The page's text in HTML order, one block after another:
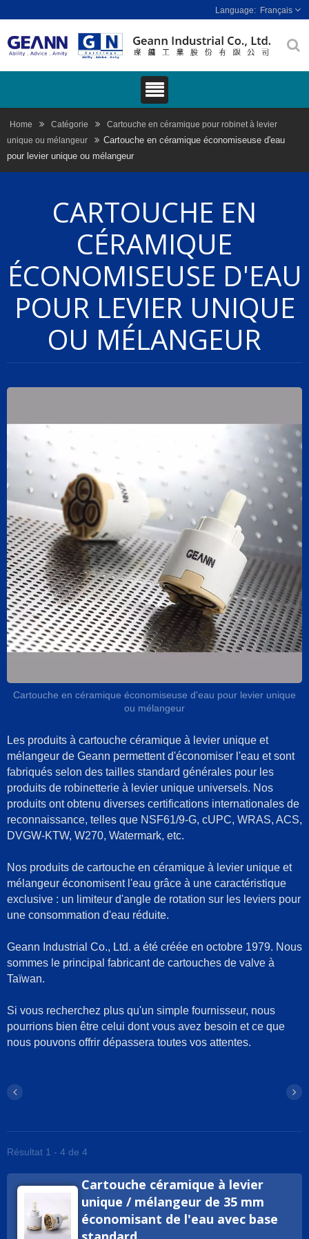
Français
Home Catégorie
Cartouche en céramique pour robinet à levier
unique ou mélangeur
Cartouche en céramique économiseuse d'eau
pour levier unique ou mélangeur
CARTOUCHE EN
CÉRAMIQUE
ÉCONOMISEUSE D'EAU
POUR LEVIER UNIQUE
OU MÉLANGEUR
Cartouche en céramique économiseuse d'eau pour levier unique
ou mélangeur
Les produits à cartouche céramique à levier unique et
mélangeur de Geann permettent d'économiser l'eau et sont
fabriqués selon des tailles standard générales pour les
produits de robinetterie à levier unique universels. Nos
produits ont obtenu diverses certifications internationales de
reconnaissance, telles que NSF61/9-G, cUPC, WRAS, ACS,
DVGW-KTW, W270, Watermark, etc.
Nos produits de cartouche en céramique à levier unique et
mélangeur économisent l'eau grâce à une caractéristique
exclusive : un limiteur d'angle de rotation sur les leviers pour
une consommation d'eau réduite.
Geann Industrial Co., Ltd. a été créée en octobre 1979. Nous
sommes le principal fabricant de cartouches de valve à
Taïwan.
Si vous recherchez plus qu'un simple fournisseur, nous
pourrions bien être celui dont vous avez besoin et ce que
nous pouvons offrir dépassera toutes vos attentes.
Résultat 1 - 4 de 4
Cartouche céramique à levier
unique / mélangeur de 35 mm
économisant de l'eau avec base